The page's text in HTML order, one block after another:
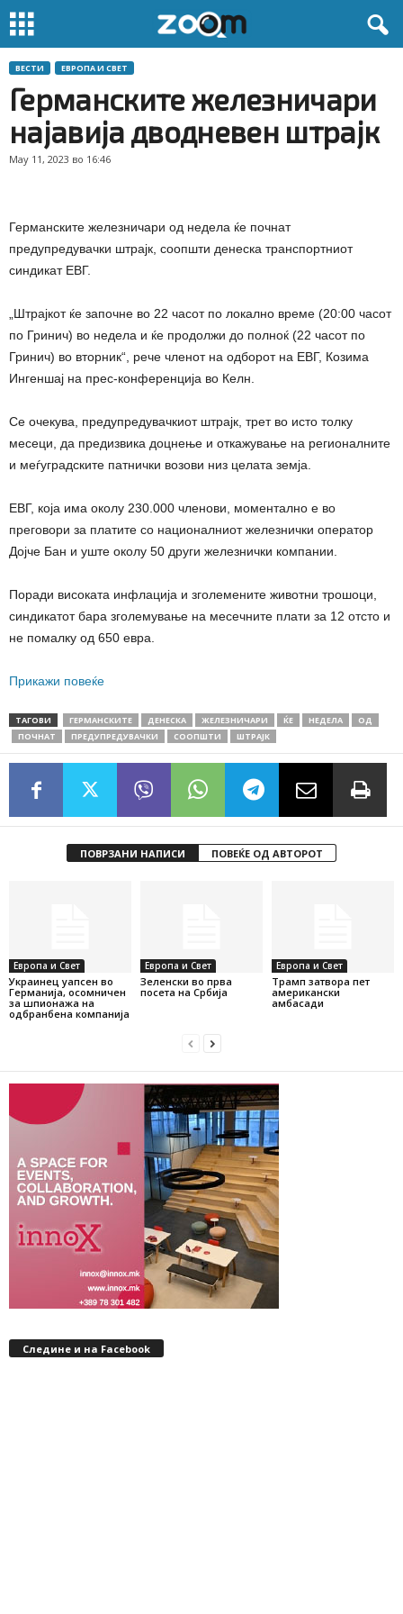
ВЕСТИ ЕВРОПА И СВЕТ
Германските железничари
најавија дводневен штрајк
May 11, 2023 во 16:46
Германските железничари од недела ќе почнат
предупредувачки штрајк, соопшти денеска транспортниот
синдикат ЕВГ.
„Штрајкот ќе започне во 22 часот по локално време (20:00 часот
по Гринич) во недела и ќе продолжи до полноќ (22 часот по
Гринич) во вторник“, рече членот на одборот на ЕВГ, Козима
Ингеншај на прес-конференција во Келн.
Се очекува, предупредувачкиот штрајк, трет во исто толку
месеци, да предизвика доцнење и откажување на регионалните
и меѓуградските патнички возови низ целата земја.
ЕВГ, која има околу 230.000 членови, моментално е во
преговори за платите со националниот железнички оператор
Дојче Бан и уште околу 50 други железнички компании.
Поради високата инфлација и зголемените животни трошоци,
синдикатот бара зголемување на месечните плати за 12 отсто и
не помалку од 650 евра.
Прикажи повеќе
ТАГОВИ ГЕРМАНСКИТЕ ДЕНЕСКА ЖЕЛЕЗНИЧАРИ ЌЕ НЕДЕЛА
ОД
ПОЧНАТ
ПРЕДУПРЕДУВАЧКИ СООПШТИ ШТРАЈК
ПОВРЗАНИ НАПИСИ ПОВЕЌЕ ОД АВТОРОТ
Европа и Свет
Украинец уапсен во
Германија, осомничен
за шпионажа на
одбранбена компанија
Европа и Свет
Зеленски во прва
посета на Србија
Европа и Свет
Трамп затвора пет
американски
амбасади
Следине и на Facebook